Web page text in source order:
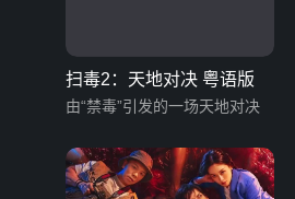
扫毒2：天地对决 粤语版
由“禁毒”引发的一场天地对决